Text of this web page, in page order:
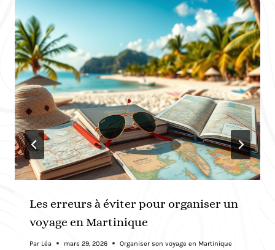
Les erreurs à éviter pour organiser un
voyage en Martinique
Par Léa mars 29, 2026 Organiser son voyage en Martinique